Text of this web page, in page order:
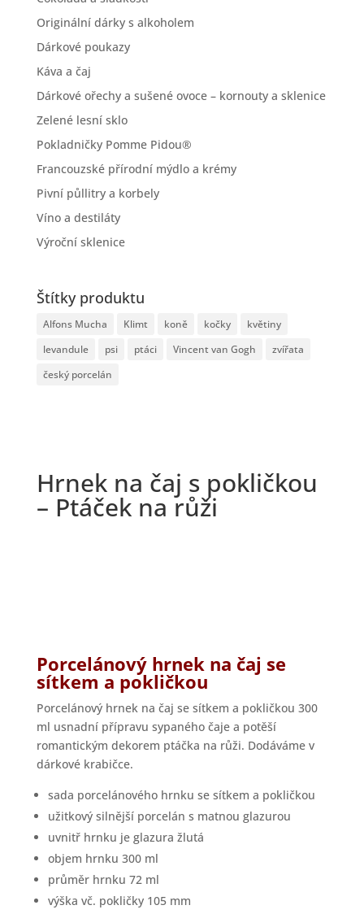
Originální dárky s alkoholem
Dárkové poukazy
Káva a čaj
Dárkové ořechy a sušené ovoce – kornouty a sklenice
Zelené lesní sklo
Pokladničky Pomme Pidou®
Francouzské přírodní mýdlo a krémy
Pivní půllitry a korbely
Víno a destiláty
Výroční sklenice
Štítky produktu
Alfons Mucha Klimt koně kočky
květiny
levandule
psi ptáci Vincent van Gogh
zvířata
český porcelán
Hrnek na čaj s pokličkou
– Ptáček na růži
Porcelánový hrnek na čaj se
sítkem a pokličkou
Porcelánový hrnek na čaj se sítkem a pokličkou 300
ml usnadní přípravu sypaného čaje a potěší
romantickým dekorem ptáčka na růži. Dodáváme v
dárkové krabičce.
sada porcelánového hrnku se sítkem a pokličkou
užitkový silnější porcelán s matnou glazurou
uvnitř hrnku je glazura žlutá
objem hrnku 300 ml
průměr hrnku 72 ml
výška vč. pokličky 105 mm